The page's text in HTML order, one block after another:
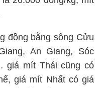
đồng bằng sông Cửu
An Giang, Sóc
giá mít Thái cũng có
giá mít Nhất có giá